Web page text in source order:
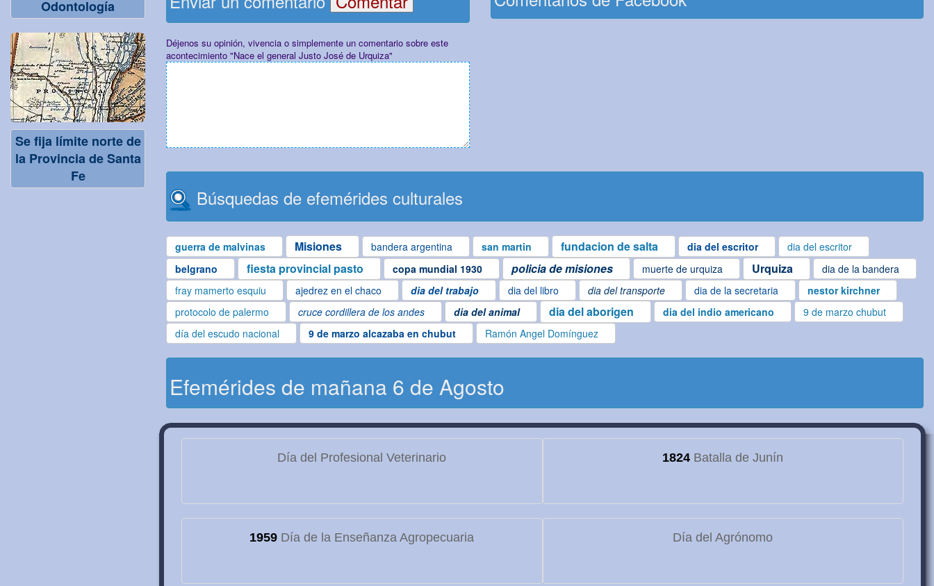
Odontología
Se fija límite norte de
la Provincia de Santa
Fe
Déjenos su opinión, vivencia o simplemente un comentario sobre este
acontecimiento "Nace el general Justo José de Urquiza"
Búsquedas de efemérides culturales
guerra de malvinas Misiones bandera argentina san martin fundacion de salta dia del escritor
dia del escritor
belgrano
fiesta provincial pasto copa mundial 1930 policia de misiones muerte de urquiza Urquiza
dia de la bandera
fray mamerto esquiu
ajedrez en el chaco dia del trabajo dia del libro dia del transporte dia de la secretaria
nestor kirchner
protocolo de palermo
cruce cordillera de los andes dia del animal dia del aborigen dia del indio americano
9 de marzo chubut
día del escudo nacional
9 de marzo alcazaba en chubut Ramón Angel Domínguez
Efemérides de mañana 6 de Agosto
Día del Profesional Veterinario 1824 Batalla de Junín
1959 Día de la Enseñanza Agropecuaria Día del Agrónomo